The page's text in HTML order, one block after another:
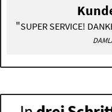
"SUPER SERVICE!